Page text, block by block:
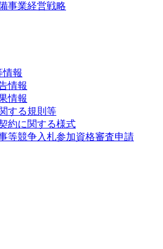
事業経営戦略
情報
情報
情報
する規則等
約に関する様式
等競争入札参加資格審査申請